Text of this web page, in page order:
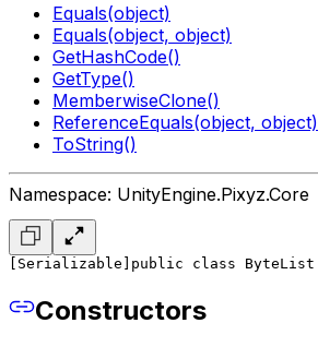
Equals(object)
Equals(object, object)
GetHashCode()
GetType()
MemberwiseClone()
ReferenceEquals(object, object)
ToString()
Namespace: UnityEngine.Pixyz.Core
[Serializable] public class ByteList
Constructors